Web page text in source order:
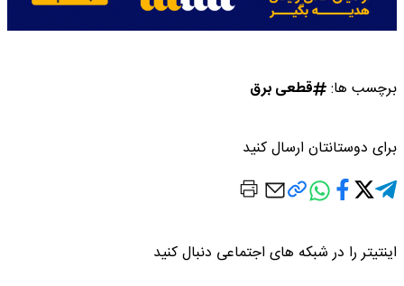
برچسب ها: قطعی برق
برای دوستانتان ارسال کنید
اینتیتر را در شبکه های اجتماعی دنبال کنید